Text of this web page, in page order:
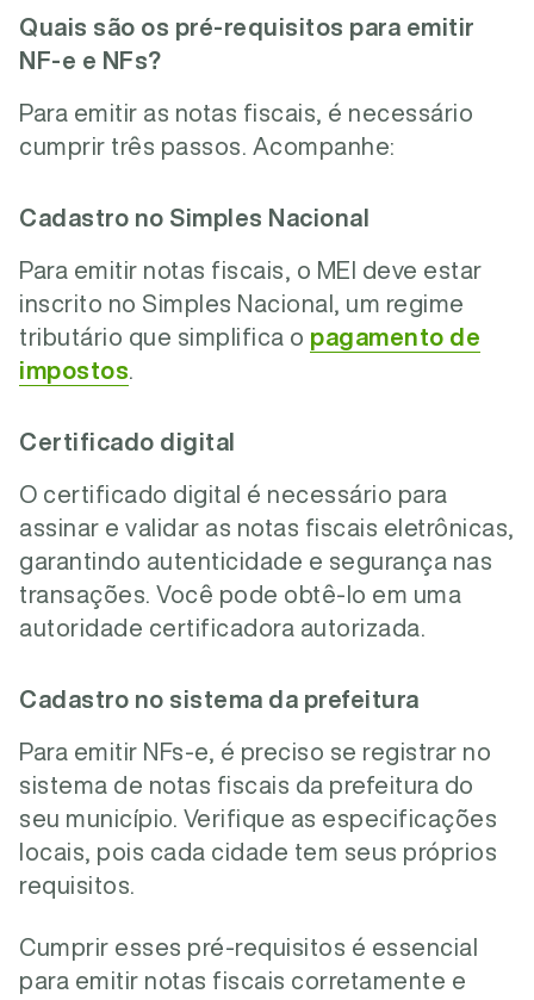
Quais são os pré-requisitos para emitir
NF-e e NFs?
Para emitir as notas fiscais, é necessário
cumprir três passos. Acompanhe:
Cadastro no Simples Nacional
Para emitir notas fiscais, o MEI deve estar
inscrito no Simples Nacional, um regime
tributário que simplifica o pagamento de
impostos
Certificado digital
O certificado digital é necessário para
assinar e validar as notas fiscais eletrônicas,
garantindo autenticidade e segurança nas
transações. Você pode obtê-lo em uma
autoridade certificadora autorizada.
Cadastro no sistema da prefeitura
Para emitir NFs-e, é preciso se registrar no
sistema de notas fiscais da prefeitura do
seu município. Verifique as especificações
locais, pois cada cidade tem seus próprios
requisitos.
Cumprir esses pré-requisitos é essencial
para emitir notas fiscais corretamente e